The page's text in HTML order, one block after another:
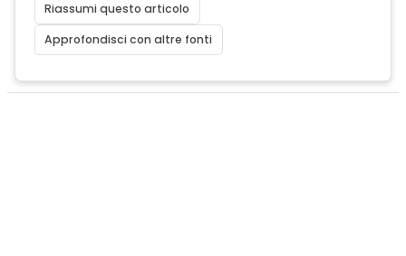
Riassumi questo articolo
Approfondisci con altre fonti